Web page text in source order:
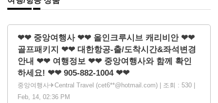
❤❤ 중앙여행사 ❤❤ 올인크루시브 캐리비안 ❤❤
골프패키지 ❤❤ 대한항공-출/도착시간&좌석변경
안내 ❤❤ 여행정보 ❤❤ 중앙여행사와 함께 확인
하세요! ❤❤ 905-882-1004 ❤❤
중앙여행사✈Central Travel (cet6**@hotmail.com) | 조회 : 530 |
Feb, 14, 02:36 PM